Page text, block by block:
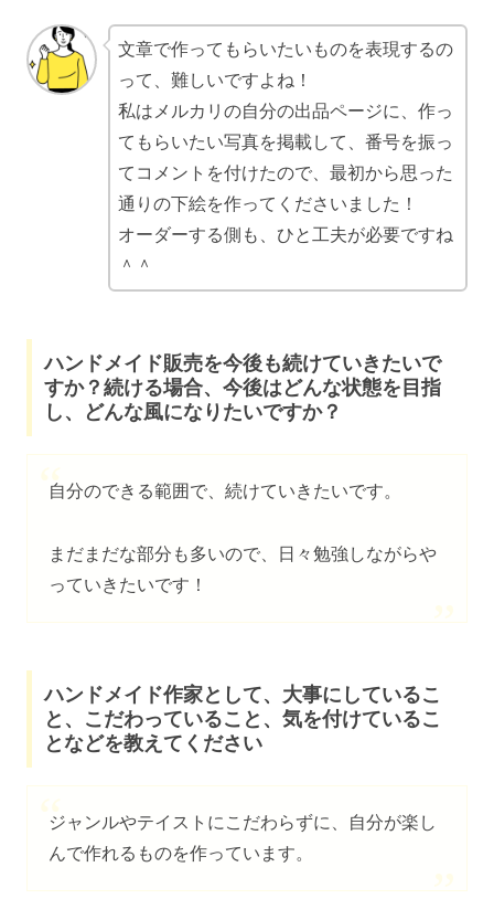
文章で作ってもらいたいものを表現するの
って、難しいですよね！
私はメルカリの自分の出品ページに、作っ
てもらいたい写真を掲載して、番号を振っ
てコメントを付けたので、最初から思った
通りの下絵を作ってくださいました！
オーダーする側も、ひと工夫が必要ですね
＾＾
ハンドメイド販売を今後も続けていきたいで
すか？続ける場合、今後はどんな状態を目指
し、どんな風になりたいですか？
自分のできる範囲で、続けていきたいです。
まだまだな部分も多いので、日々勉強しながらや
っていきたいです！
ハンドメイド作家として、大事にしているこ
と、こだわっていること、気を付けているこ
となどを教えてください
ジャンルやテイストにこだわらずに、自分が楽し
んで作れるものを作っています。